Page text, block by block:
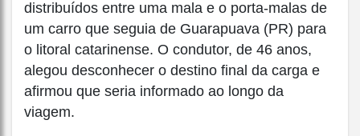
distribuídos entre uma mala e o porta-malas de
um carro que seguia de Guarapuava (PR) para
o litoral catarinense. O condutor, de 46 anos,
alegou desconhecer o destino final da carga e
afirmou que seria informado ao longo da
viagem.